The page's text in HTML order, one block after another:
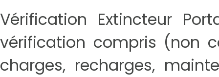
Vérification Extincteur
vérification compris (non
charges, recharges,